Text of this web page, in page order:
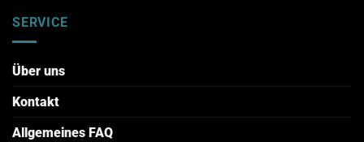
SERVICE
Über uns
Kontakt
Allgemeines FAQ